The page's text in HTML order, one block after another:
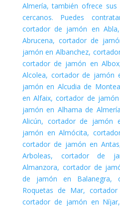
Almería, también ofrece
cercanos. Puedes
cortador de jamón en
Abrucena, cortador de
jamón en Albanchez,
cortador de jamón en
Alcolea, cortador de jamón
jamón en Alcudia de
en Alfaix, cortador de
jamón en Alhama de
Alicún, cortador de jamón
jamón en Almócita,
cortador de jamón en
Arboleas, cortador de
Almanzora, cortador de
de jamón en Balanegra,
Roquetas de Mar,
cortador de jamón en